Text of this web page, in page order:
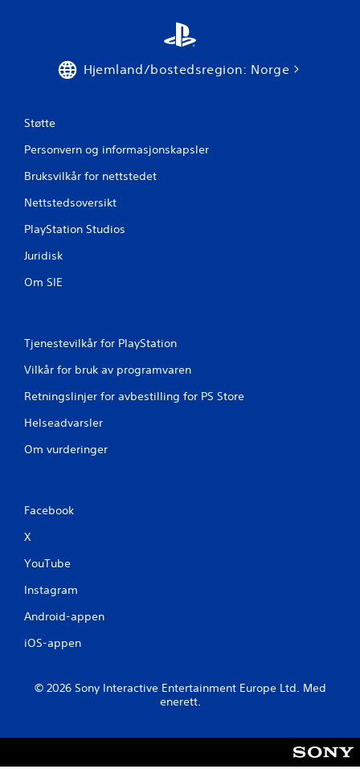
r
Hjemland/bostedsregion: Norge
Støtte
Personvern og informasjonskapsler
Bruksvilkår for nettstedet
Nettstedsoversikt
PlayStation Studios
Juridisk
Om SIE
Tjenestevilkår for PlayStation
Vilkår for bruk av programvaren
Retningslinjer for avbestilling for PS Store
Helseadvarsler
Om vurderinger
Facebook
X
YouTube
Instagram
Android-appen
iOS-appen
© 2026 Sony Interactive Entertainment Europe Ltd. Med
enerett.